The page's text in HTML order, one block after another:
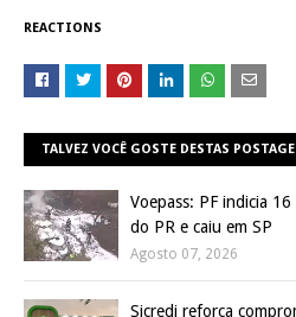
REACTIONS
TALVEZ VOCÊ GOSTE DESTAS
Voepass: PF indicia
do PR e caiu em SP
Agosto 07, 2026
Sicredi reforça